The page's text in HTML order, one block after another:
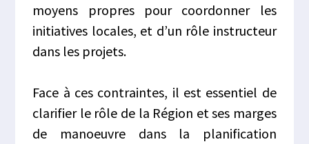
moyens propres pour coordonner les
initiatives locales, et d’un rôle instructeur
dans les projets.
Face à ces contraintes, il est essentiel de
clarifier le rôle de la Région et ses marges
de manoeuvre dans la planification